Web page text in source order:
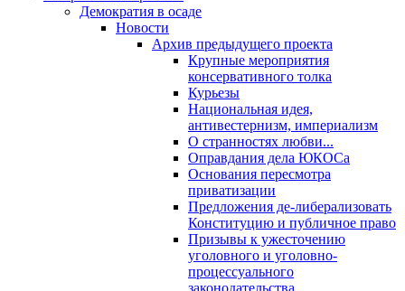
Демократия в осаде
Новости
Архив предыдущего проекта
Крупные мероприятия
консервативного толка
Курьезы
Национальная идея,
антивестернизм, империализм
О странностях любви...
Оправдания дела ЮКОСа
Основания пересмотра
приватизации
Предложения де-либерализовать
Конституцию и публичное право
Призывы к ужесточению
уголовного и уголовно-
процессуального